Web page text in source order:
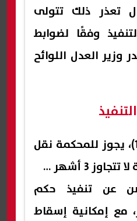
تعذر ذلك تتولى
وفقًا لضوابط
وزير العدل اللوائح
وبموجب المادة (151)، يجوز للمحكمة نقل
الحضانة مؤقتًا لمدة لا تتجاوز 3 أشهر في
عن تنفيذ حكم
مع إمكانية إسقاط